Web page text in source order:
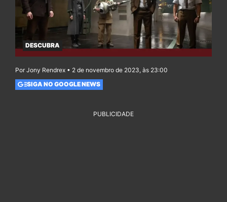
DESCUBRA
Por Jony Rendrex • 2 de novembro de 2023, às 23:00
SIGA NO GOOGLE NEWS
PUBLICIDADE